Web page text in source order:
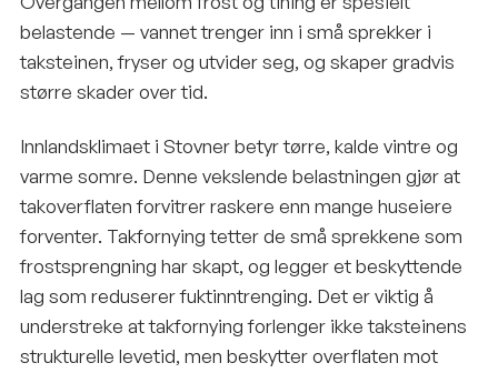
belastende — vannet trenger inn i små sprekker i
taksteinen, fryser og utvider seg, og skaper gradvis
større skader over tid.
Innlandsklimaet i Stovner betyr tørre, kalde vintre og
varme somre. Denne vekslende belastningen gjør at
takoverflaten forvitrer raskere enn mange huseiere
forventer. Takfornying tetter de små sprekkene som
frostsprengning har skapt, og legger et beskyttende
lag som reduserer fuktinntrenging. Det er viktig å
understreke at takfornying forlenger ikke taksteinens
strukturelle levetid, men beskytter overflaten mot